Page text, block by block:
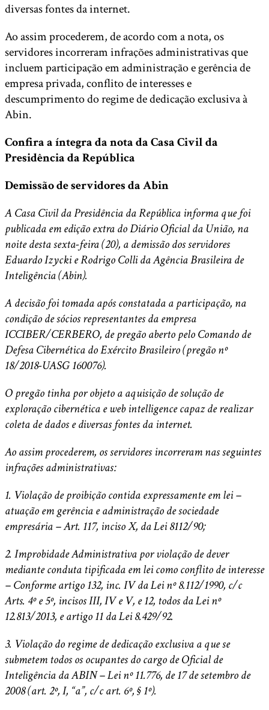
diversas fontes da internet.
Ao assim procederem, de acordo com a nota, os
servidores incorreram infrações administrativas que
incluem participação em administração e gerência de
empresa privada, conflito de interesses e
descumprimento do regime de dedicação exclusiva à
Abin.
Confira a íntegra da nota da Casa Civil da
Presidência da República
Demissão de servidores da Abin
A Casa Civil da Presidência da República informa que foi
publicada em edição extra do Diário Oficial da União, na
noite desta sexta-feira (20), a demissão dos servidores
Eduardo Izycki e Rodrigo Colli da Agência Brasileira de
Inteligência (Abin).
A decisão foi tomada após constatada a participação, na
condição de sócios representantes da empresa
ICCIBER/CERBERO, de pregão aberto pelo Comando de
Defesa Cibernética do Exército Brasileiro (pregão nº
18/2018-UASG 160076).
O pregão tinha por objeto a aquisição de solução de
exploração cibernética e web intelligence capaz de realizar
coleta de dados e diversas fontes da internet.
Ao assim procederem, os servidores incorreram nas seguintes
infrações administrativas:
1. Violação de proibição contida expressamente em lei –
atuação em gerência e administração de sociedade
empresária – Art. 117, inciso X, da Lei 8112/90;
2. Improbidade Administrativa por violação de dever
mediante conduta tipificada em lei como conflito de interesse
– Conforme artigo 132, inc. IV da Lei nº 8.112/1990, c/c
Arts. 4º e 5º, incisos III, IV e V, e 12, todos da Lei nº
12.813/2013, e artigo 11 da Lei 8.429/92.
3. Violação do regime de dedicação exclusiva a que se
submetem todos os ocupantes do cargo de Oficial de
Inteligência da ABIN – Lei nº 11.776, de 17 de setembro de
2008 (art. 2º, I, “a”, c/c art. 6º, § 1º).